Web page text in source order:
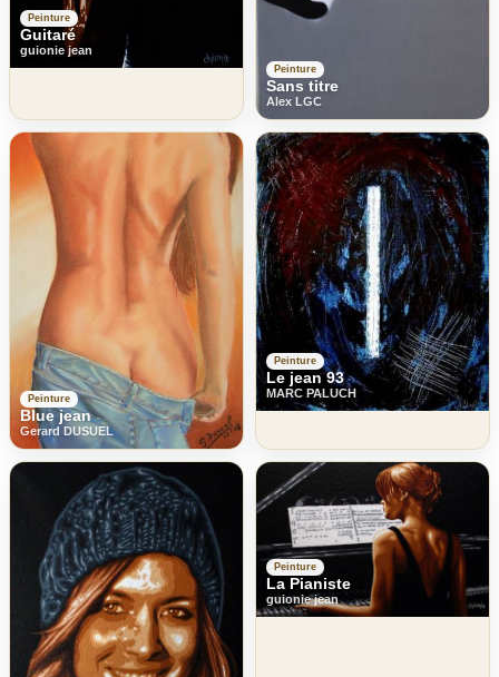
Peinture
Guitaré
guionie jean
Peinture
Sans titre
Alex LGC
Peinture
Blue jean
Gerard DUSUEL
Peinture
Le jean 93
MARC PALUCH
Peinture
La Pianiste
guionie jean